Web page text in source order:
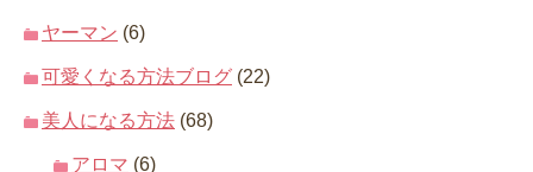
ヤーマン (6)
可愛くなる方法ブログ (22)
美人になる方法 (68)
アロマ (6)